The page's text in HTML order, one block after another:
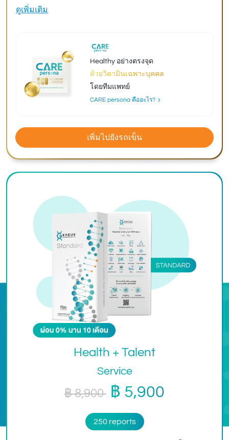
ดูเพิ่มเติม
Healthy อย่างตรงจุด
ด้วยวิตามินเฉพาะบุคคล
โดยทีมแพทย์
CARE persona คืออะไร?
เพิ่มไปยังรถเข็น
Health + Talent
Service
฿ 8,900 ฿ 5,900
250 reports